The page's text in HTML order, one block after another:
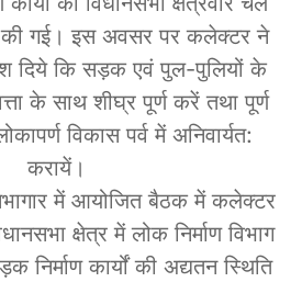
की गई। इस अवसर पर कलेक्टर ने
दिये कि सड़क एवं पुल-पुलियों के
के साथ शीघ्र पूर्ण करें तथा पूर्ण
विकास पर्व में अनिवार्यत:
करायें।
में आयोजित बैठक में कलेक्टर
क्षेत्र में लोक निर्माण विभाग
निर्माण कार्यों की अद्यतन स्थिति